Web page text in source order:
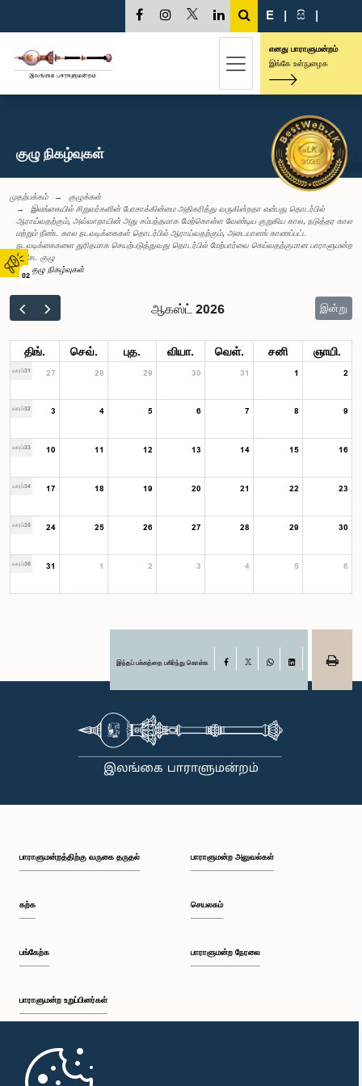
02
E | සි |
எனது பாராளுமன்றம்
இங்கே உள்நுழைக
குழு நிகழ்வுகள்
முதற்பக்கம்
குழுக்கள்
இலங்கையில் சிறுவர்களின் போசாக்கின்மை அதிகரித்து வருகின்றதா என்பது தொடர்பில்
ஆராய்வதற்கும், அவ்வாறாயின் அது சம்பந்தமாக மேற்கொள்ள வேண்டிய குறுகிய கால, நடுத்தர கால
மற்றும் நீண்ட கால நடவடிக்கைகள் தொடர்பில் ஆராய்வதற்கும், அடையாளங் காணப்பட்ட
நடவடிக்கைகளை துரிதமாக செயற்படுத்துவது தொடர்பில் மேற்பார்வை செய்வதற்குமான பாராளுமன்ற
விசேட குழு
குழு நிகழ்வுகள்
ஆகஸ்ட் 2026 இன்று
திங். செவ். புத. வியா. வெள். சனி ஞாயி.
வாரம்31 27 28 29 30 31 1 2
வாரம்32 3 4 5 6 7 8 9
வாரம்33 10 11 12 13 14 15 16
வாரம்34 17 18 19 20 21 22 23
வாரம்35 24 25 26 27 28 29 30
வாரம்36 31 1 2 3 4 5 6
இந்தப் பக்கத்தை பகிர்ந்து கொள்க Facebook
பாராளுமன்றத்திற்கு வருகை தருதல்
கற்க
பங்கேற்க
பாராளுமன்ற உறுப்பினர்கள்
முதற்பக்கம்
பாராளுமன்ற அலுவல்கள்
செயலகம்
பாராளுமன்ற நேரலை